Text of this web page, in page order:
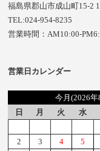
福島県郡山市成山町15-2
TEL:024-954-8235
営業時間：AM10:00-
営業日カレンダー
今月(2026年
日
月 火 水
2
3 4 5